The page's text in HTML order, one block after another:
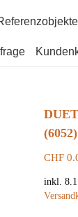
CHF
inkl. 8.1